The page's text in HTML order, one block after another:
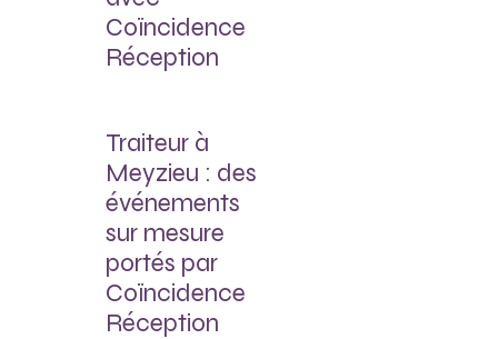
Coïncidence
Réception
Traiteur à
Meyzieu : des
événements
sur mesure
portés par
Coïncidence
Réception